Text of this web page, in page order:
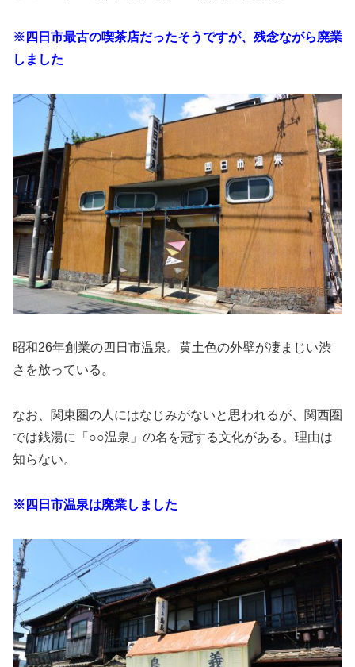
※四日市最古の喫茶店だったそうですが、残念ながら廃業
しました
昭和26年創業の四日市温泉。黄土色の外壁が凄まじい渋
さを放っている。
なお、関東圏の人にはなじみがないと思われるが、関西圏
では銭湯に「○○温泉」の名を冠する文化がある。理由は
知らない。
※四日市温泉は廃業しました